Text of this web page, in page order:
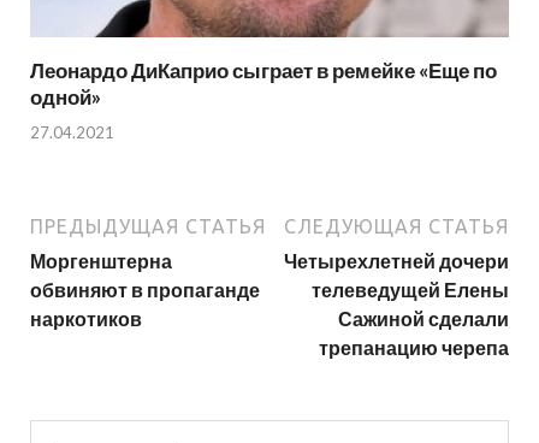
Леонардо ДиКаприо сыграет в ремейке «Еще по
одной»
27.04.2021
ПРЕДЫДУЩАЯ СТАТЬЯ
Моргенштерна
обвиняют в пропаганде
наркотиков
СЛЕДУЮЩАЯ СТАТЬЯ
Четырехлетней дочери
телеведущей Елены
Сажиной сделали
трепанацию черепа